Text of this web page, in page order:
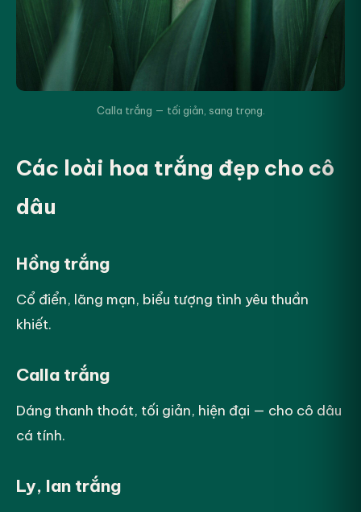
Calla trắng — tối giản, sang trọng.
Các loài hoa trắng đẹp cho cô
dâu
Hồng trắng
Cổ điển, lãng mạn, biểu tượng tình yêu thuần
khiết.
Calla trắng
Dáng thanh thoát, tối giản, hiện đại — cho cô dâu
cá tính.
Ly, lan trắng